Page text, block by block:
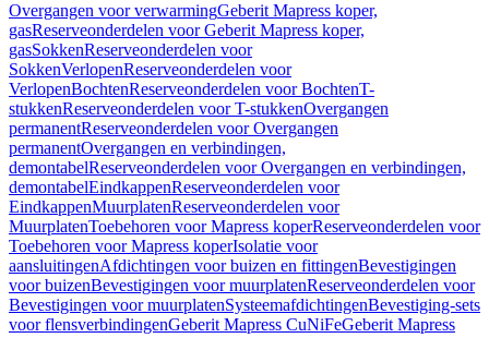
Overgangen voor verwarmingGeberit Mapress koper,
gasReserveonderdelen voor Geberit Mapress koper,
gasSokkenReserveonderdelen voor
SokkenVerlopenReserveonderdelen voor
VerlopenBochtenReserveonderdelen voor BochtenT-
stukkenReserveonderdelen voor T-stukkenOvergangen
permanentReserveonderdelen voor Overgangen
permanentOvergangen en verbindingen,
demontabelReserveonderdelen voor Overgangen en verbindingen,
demontabelEindkappenReserveonderdelen voor
EindkappenMuurplatenReserveonderdelen voor
MuurplatenToebehoren voor Mapress koperReserveonderdelen voor
Toebehoren voor Mapress koperIsolatie voor
aansluitingenAfdichtingen voor buizen en fittingenBevestigingen
voor buizenBevestigingen voor muurplatenReserveonderdelen voor
Bevestigingen voor muurplatenSysteemafdichtingenBevestiging-sets
voor flensverbindingenGeberit Mapress CuNiFeGeberit Mapress